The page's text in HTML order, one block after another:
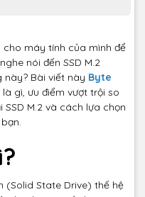
máy tính của mình để
nói đến SSD M.2
này? Bài viết này Byte
gì, ưu điểm vượt trội so
M.2 và cách lựa chọn
(Solid State Drive) thế hệ